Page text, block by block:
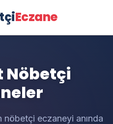
Eczane
Nöbetçi
nöbetçi eczaneyi anında